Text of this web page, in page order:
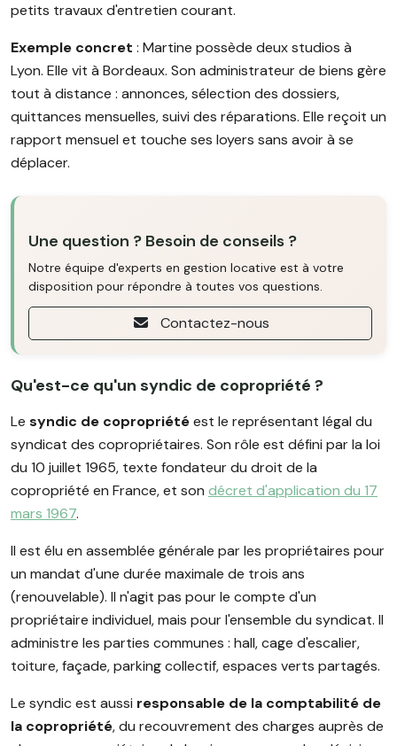
petits travaux d'entretien courant.
Exemple concret : Martine possède deux studios à
Lyon. Elle vit à Bordeaux. Son administrateur de biens gère
tout à distance : annonces, sélection des dossiers,
quittances mensuelles, suivi des réparations. Elle reçoit un
rapport mensuel et touche ses loyers sans avoir à se
déplacer.
Une question ? Besoin de conseils ?
Notre équipe d'experts en gestion locative est à votre
disposition pour répondre à toutes vos questions.
Contactez-nous
Qu'est-ce qu'un syndic de copropriété ?
Le syndic de copropriétéest le représentant légal du
syndicat des copropriétaires. Son rôle est défini par la loi
du 10 juillet 1965, texte fondateur du droit de la
copropriété en France, et son décret d'application du 17
mars 1967.
Il est élu en assemblée générale par les propriétaires pour
un mandat d'une durée maximale de trois ans
(renouvelable). Il n'agit pas pour le compte d'un
propriétaire individuel, mais pour l'ensemble du syndicat. Il
administre les parties communes : hall, cage d'escalier,
toiture, façade, parking collectif, espaces verts partagés.
Le syndic est aussi responsable de la comptabilité de
la copropriété, du recouvrement des charges auprès de